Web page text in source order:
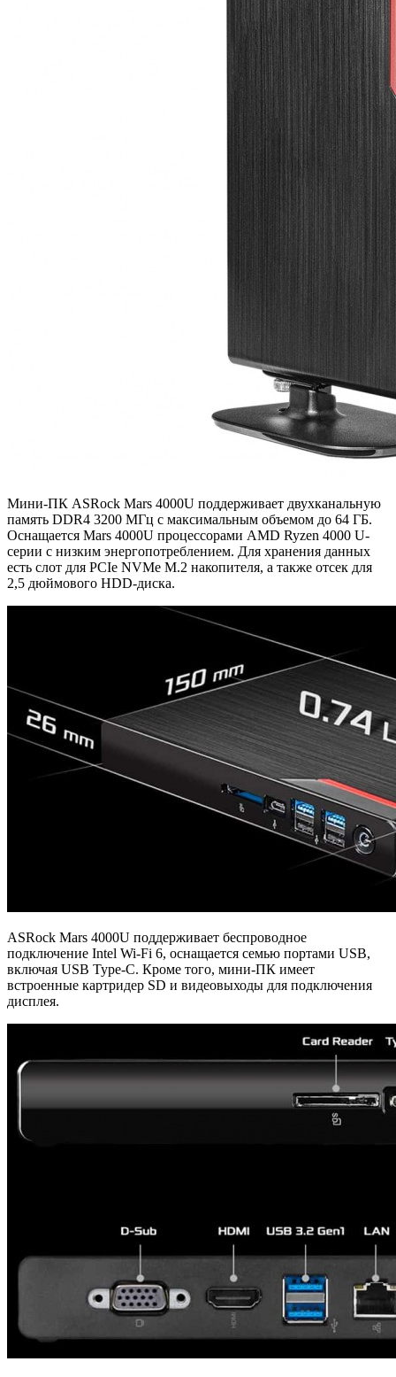
Мини-ПК ASRock Mars 4000U поддерживает двухканальную
память DDR4 3200 МГц с максимальным объемом до 64 ГБ.
Оснащается Mars 4000U процессорами AMD Ryzen 4000 U-
серии с низким энергопотреблением. Для хранения данных
есть слот для PCIe NVMe M.2 накопителя, а также отсек для
2,5 дюймового HDD-диска.
ASRock Mars 4000U поддерживает беспроводное
подключение Intel Wi-Fi 6, оснащается семью портами USB,
включая USB Type-C. Кроме того, мини-ПК имеет
встроенные картридер SD и видеовыходы для подключения
дисплея.